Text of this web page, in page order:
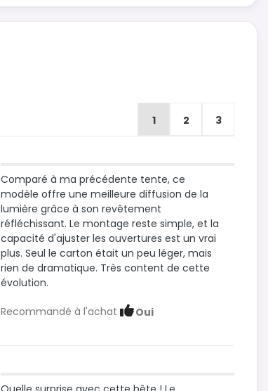
1 2 3
Comparé à ma précédente tente, ce
modèle offre une meilleure diffusion de la
lumière grâce à son revêtement
réfléchissant. Le montage reste simple, et la
capacité d'ajuster les ouvertures est un vrai
plus. Seul le carton était un peu léger, mais
rien de dramatique. Très content de cette
évolution.
Recommandé à l'achat Oui